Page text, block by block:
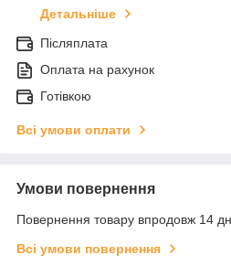
Детальніше
Післяплата
Оплата на рахунок
Готівкою
Всі умови оплати
Умови повернення
Повернення товару впродовж 14
Всі умови повернення